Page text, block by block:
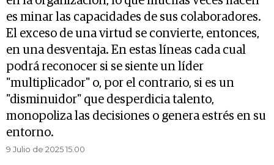
es minar las capacidades de sus colaboradores.
El exceso de una virtud se convierte, entonces,
en una desventaja. En estas líneas cada cual
podrá reconocer si se siente un líder
"multiplicador" o, por el contrario, si es un
"disminuidor" que desperdicia talento,
monopoliza las decisiones o genera estrés en su
entorno.
9 Julio de 2025 15.00